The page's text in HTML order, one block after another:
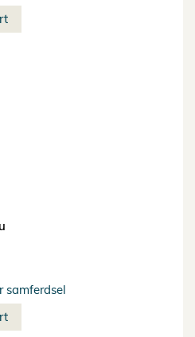
samferdsel